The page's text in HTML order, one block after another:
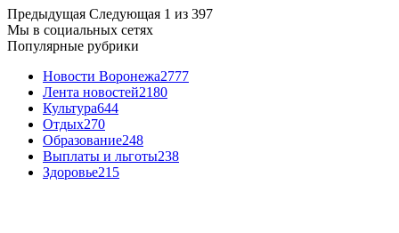
Предыдущая Следующая 1 из 397
Мы в социальных сетях
Популярные рубрики
Новости Воронежа2777
Лента новостей2180
Культура644
Отдых270
Образование248
Выплаты и льготы238
Здоровье215